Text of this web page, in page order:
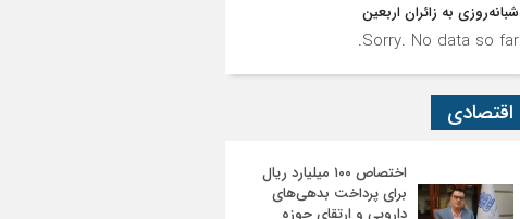
شبانه‌روزی به زائران اربعین
Sorry. No data so far.
اقتصادی
اختصاص ۱۰۰ میلیارد ریال
برای پرداخت بدهی‌های
دارویی و ارتقای حوزه